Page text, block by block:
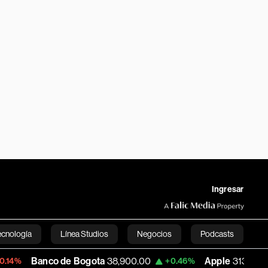
Ingresar
Línea Studios Negocios Podcasts
English
de Bogota 38,900.00 +0.46% Apple 313.305 +0.25%